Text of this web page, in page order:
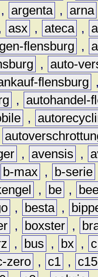
, argenta , arna
asx , ateca ,
flensburg ,
,
auto-
flensburg
,
autohandel-
,
, avensis ,
b-max , b-serie
, be ,
, besta ,
, boxster ,
, bus , bx ,
c
zero , c1 ,
c15